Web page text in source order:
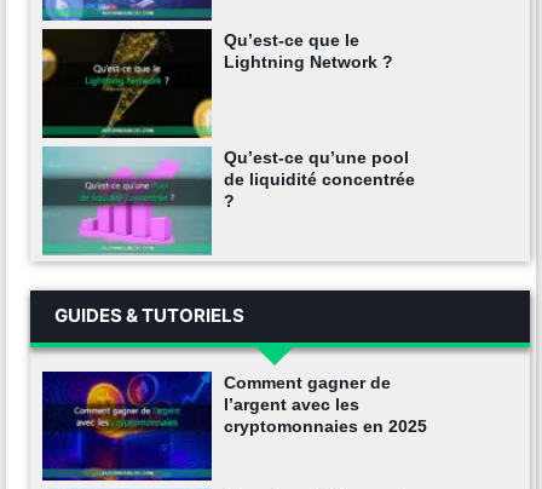
Qu’est-ce que le
Lightning Network ?
Qu’est-ce qu’une pool
de liquidité concentrée
?
GUIDES & TUTORIELS
Comment gagner de
l’argent avec les
cryptomonnaies en 2025